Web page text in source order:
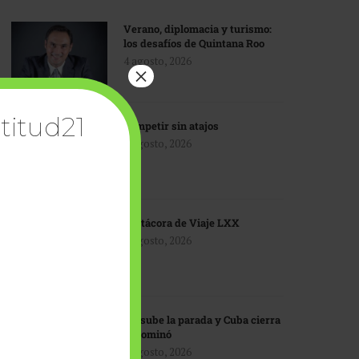
Verano, diplomacia y turismo:
los desafíos de Quintana Roo
4 agosto, 2026
Competir sin atajos
4 agosto, 2026
Bitácora de Viaje LXX
3 agosto, 2026
EU sube la parada y Cuba cierra
el dominó
3 agosto, 2026
×